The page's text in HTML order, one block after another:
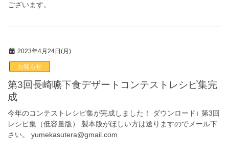
ございます。
2023年4月24日(月)
お知らせ
第3回長崎嚥下食デザートコンテストレシピ集完
成
今年のコンテストレシピ集が完成しました！ ダウンロード↓ 第3回
レシピ集（低容量版） 製本版がほしい方は送りますのでメール下
さい。 yumekasutera@gmail.com